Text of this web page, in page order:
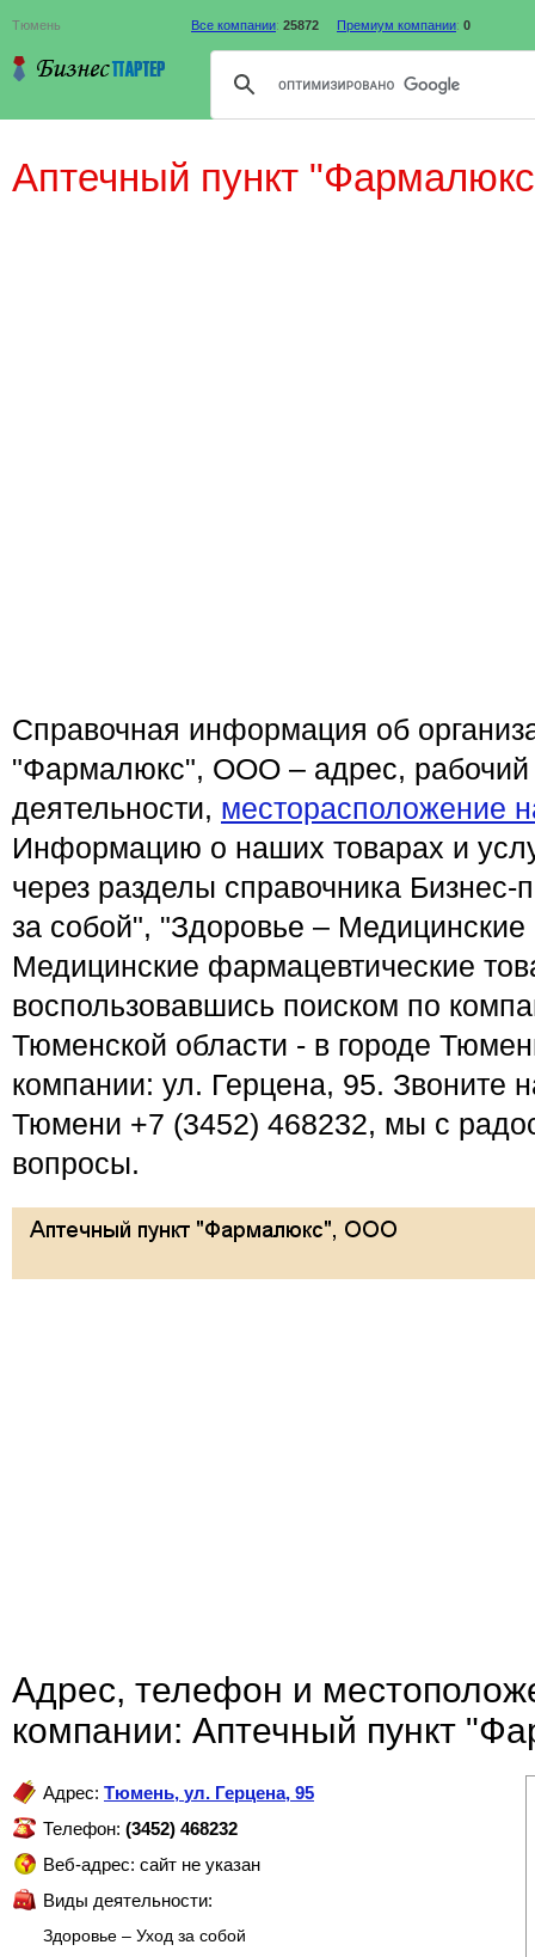
Тюмень Все компании: 25872 Премиум компании: 0
Аптечный пункт
Справочная информация об
"Фармалюкс", ООО – адрес,
деятельности, месторасположение
Информацию о наших товарах и
через разделы справочника Бизнес-
за собой", "Здоровье – Медицинские
Медицинские фармацевтические
воспользовавшись поиском по
Тюменской области - в городе
компании: ул. Герцена, 95. Звоните
Тюмени +7 (3452) 468232, мы с
вопросы.
Адрес, телефон и
компании: Аптечный пункт
Адрес: Тюмень, ул. Герцена, 95
Телефон: (3452) 468232
Веб-адрес: сайт не указан
Виды деятельности:
Здоровье – Уход за собой